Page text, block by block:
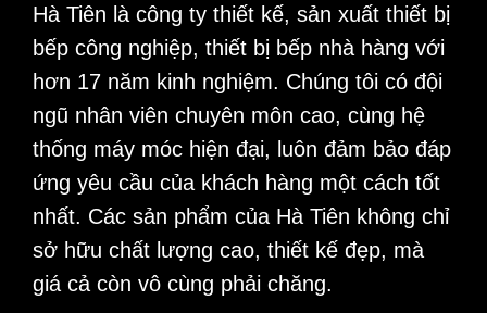
Hà Tiên là công ty thiết kế, sản xuất thiết bị
bếp công nghiệp, thiết bị bếp nhà hàng với
hơn 17 năm kinh nghiệm. Chúng tôi có đội
ngũ nhân viên chuyên môn cao, cùng hệ
thống máy móc hiện đại, luôn đảm bảo đáp
ứng yêu cầu của khách hàng một cách tốt
nhất. Các sản phẩm của Hà Tiên không chỉ
sở hữu chất lượng cao, thiết kế đẹp, mà
giá cả còn vô cùng phải chăng.